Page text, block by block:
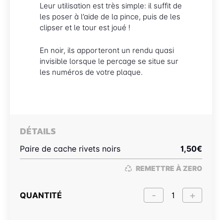
Leur utilisation est très simple: il suffit de
les poser à l’aide de la pince, puis de les
clipser et le tour est joué !
En noir, ils apporteront un rendu quasi
invisible lorsque le percage se situe sur
les numéros de votre plaque.
DÉTAILS
Paire de cache rivets noirs 1,50€
REMETTRE À ZERO
QUANTITÉ